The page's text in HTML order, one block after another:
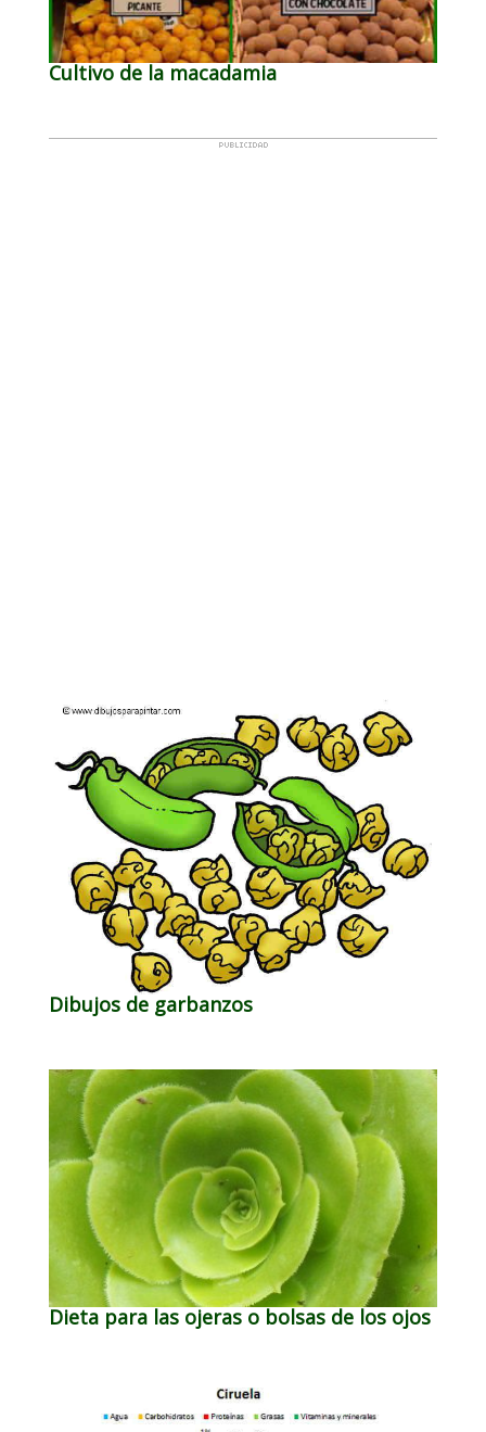
Cultivo de la macadamia
Dibujos de garbanzos
Dieta para las ojeras o bolsas de los ojos